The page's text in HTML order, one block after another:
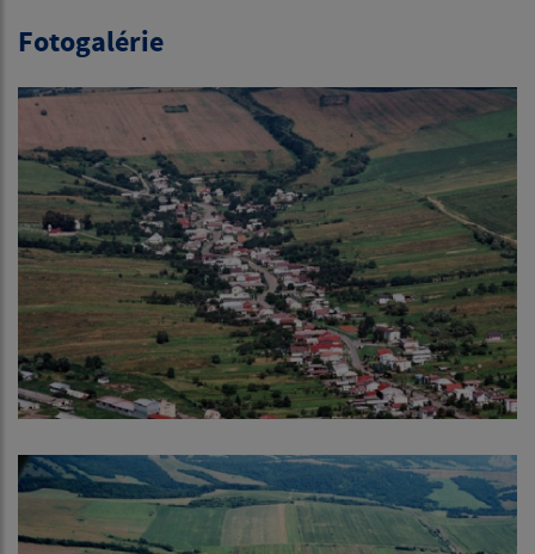
Fotogalérie